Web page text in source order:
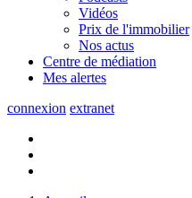
Vidéos
Prix de l'immobilier
Nos actus
Centre de médiation
Mes alertes
connexion extranet